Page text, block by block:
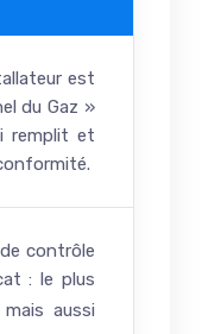
est
du Gaz »
remplit et
contrôle
: le plus
mais aussi